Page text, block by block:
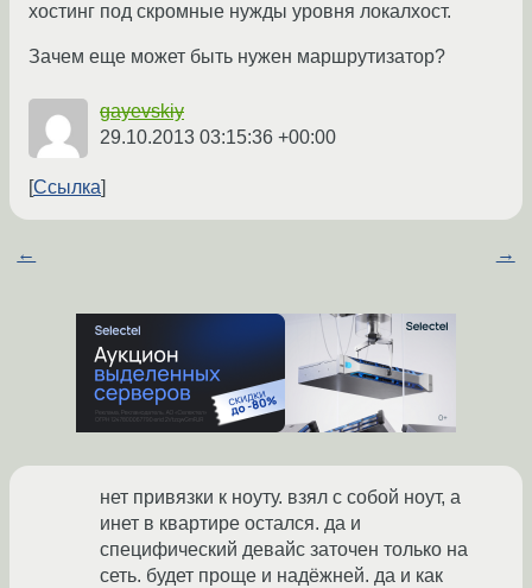
хостинг под скромные нужды уровня локалхост.
Зачем еще может быть нужен маршрутизатор?
gayevskiy
29.10.2013 03:15:36 +00:00
Ссылка
← →
нет привязки к ноуту. взял с собой ноут, а
инет в квартире остался. да и
специфический девайс заточен только на
сеть. будет проще и надёжней. да и как